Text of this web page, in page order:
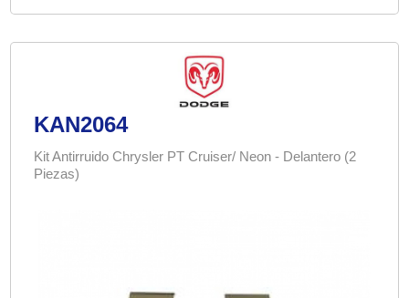
KAN2064
Kit Antirruido Chrysler PT Cruiser/ Neon - Delantero (2
Piezas)